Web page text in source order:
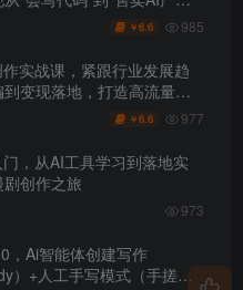
￥6.6 985
实战课，紧跟行业发展趋
变现落地，打造高流量优
￥6.6 977
，从AI工具学习到落地实
创作之旅
973
，Ai智能体创建写作
）+人工手写模式（手搓模